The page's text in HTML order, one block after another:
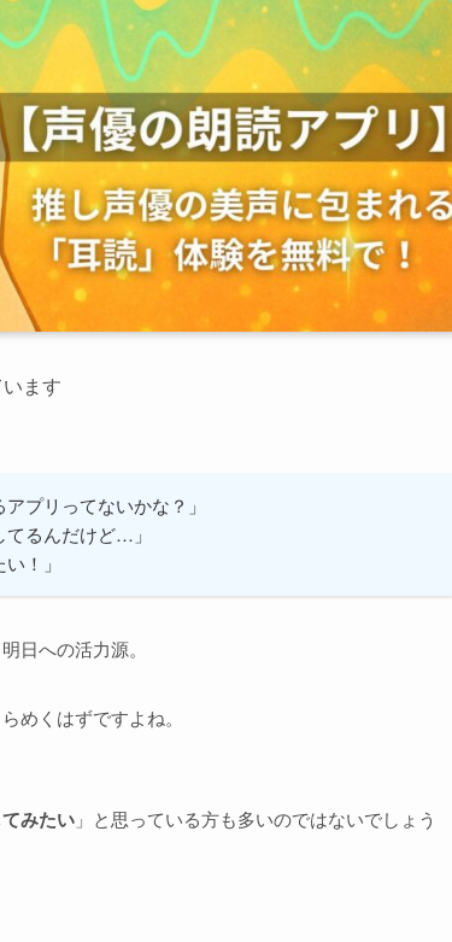
ます
プリってないかな？」
てるんだけど…」
！」
日への活力源。
めくはずですよね。
みたい 」と思っている方も多いのではないでしょう